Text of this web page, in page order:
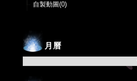
自製動圖(0)
月曆